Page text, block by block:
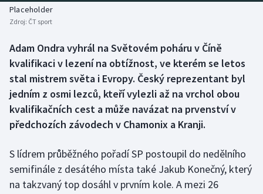
Boby a skeleton
Box
Curling
Dostihy
Florbal
Futsal
Golf
AZ kvíz
Placeholder
Zdroj: ČT sport
Adam Ondra vyhrál na Světovém poháru v Číně
kvalifikaci v lezení na obtížnost, ve kterém se letos
stal mistrem světa i Evropy. Český reprezentant byl
jedním z osmi lezců, kteří vylezli až na vrchol obou
kvalifikačních cest a může navázat na prvenství v
předchozích závodech v Chamonix a Kranji.
S lídrem průběžného pořadí SP postoupil do nedělního
semifinále z desátého místa také Jakub Konečný, který
na takzvaný top dosáhl v prvním kole. A mezi 26